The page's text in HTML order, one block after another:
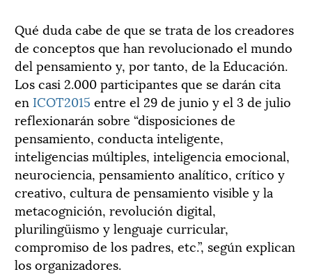
Qué duda cabe de que se trata de los creadores
de conceptos que han revolucionado el mundo
del pensamiento y, por tanto, de la Educación.
Los casi 2.000 participantes que se darán cita
en ICOT2015 entre el 29 de junio y el 3 de julio
reflexionarán sobre “disposiciones de
pensamiento, conducta inteligente,
inteligencias múltiples, inteligencia emocional,
neurociencia, pensamiento analítico, crítico y
creativo, cultura de pensamiento visible y la
metacognición, revolución digital,
plurilingüismo y lenguaje curricular,
compromiso de los padres, etc.”, según explican
los organizadores.